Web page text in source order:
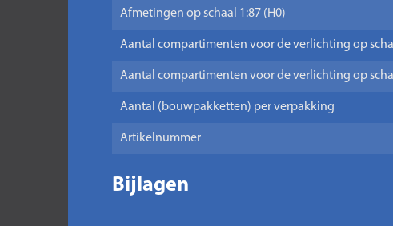
Afmetingen op schaal 1:87 (H0)
Aantal compartimenten voor de verlichting op
Aantal compartimenten voor de verlichting op
Aantal (bouwpakketten) per verpakking
Artikelnummer
Bijlagen